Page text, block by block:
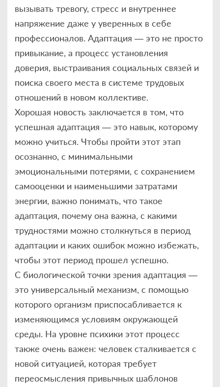
вызывать тревогу, стресс и внутреннее
напряжение даже у уверенных в себе
профессионалов. Адаптация — это не просто
привыкание, а процесс установления
доверия, выстраивания социальных связей и
поиска своего места в системе трудовых
отношений в новом коллективе.
Хорошая новость заключается в том, что
успешная адаптация — это навык, которому
можно учиться. Чтобы пройти этот этап
осознанно, с минимальными
эмоциональными потерями, с сохранением
самооценки и наименьшими затратами
энергии, важно понимать, что такое
адаптация, почему она важна, с какими
трудностями можно столкнуться в период
адаптации и каких ошибок можно избежать,
чтобы этот период прошел успешно.
С биологической точки зрения адаптация —
это универсальный механизм, с помощью
которого организм приспосабливается к
изменяющимся условиям окружающей
среды. На уровне психики этот процесс
также очень важен: человек сталкивается с
новой ситуацией, которая требует
переосмысления привычных шаблонов